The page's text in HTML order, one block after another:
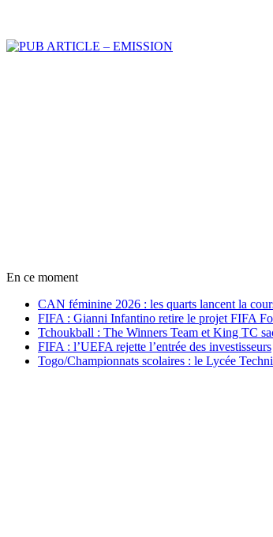
En ce moment
CAN féminine 2026 : les quarts lancent la
FIFA : Gianni Infantino retire le projet FIFA
Tchoukball : The Winners Team et King TC
FIFA : l’UEFA rejette l’entrée des investisseurs
Togo/Championnats scolaires : le Lycée